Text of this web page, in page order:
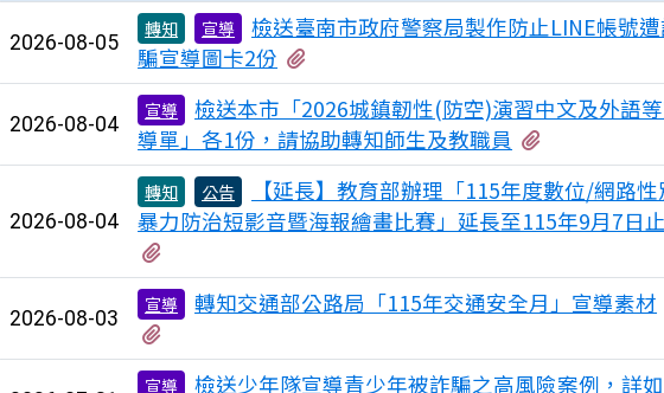
2026-08-05
轉知 宣導
檢送臺南市政府警察局製作防止LINE帳號
騙宣導圖卡2份
2026-08-04
宣導
檢送本市「2026城鎮韌性(防空)演習中文及外語
導單」各1份，請協助轉知師生及教職員
2026-08-04
轉知 公告
【延長】教育部辦理「115年度數位/網路性
暴力防治短影音暨海報繪畫比賽」延長至115年9月7日止
2026-08-03
宣導
轉知交通部公路局「115年交通安全月」宣導素材
宣導
檢送少年隊宣導青少年被詐騙之高風險案例，詳